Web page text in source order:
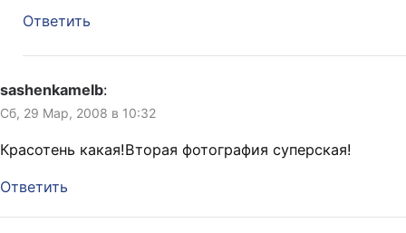
Ответить
sashenkamelb:
Сб, 29 Мар, 2008 в 10:32
Красотень какая!Вторая фотография суперская!
Ответить